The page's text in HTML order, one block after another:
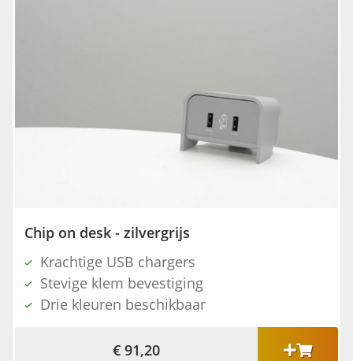
Chip on desk - zilvergrijs
Krachtige USB chargers
Stevige klem bevestiging
Drie kleuren beschikbaar
€ 91,20